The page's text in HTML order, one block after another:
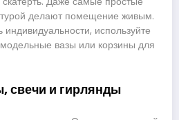
делают помещение живым.
используйте
вазы или корзины для
свечи и гирлянды